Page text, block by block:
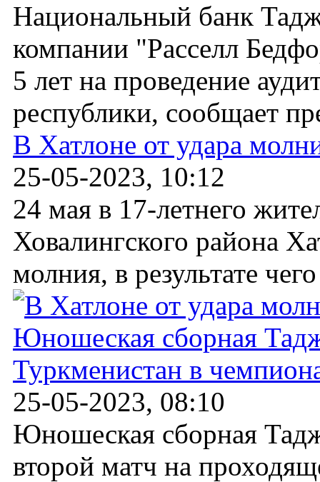
Национальный банк
компании "Расселл
5 лет на проведение
республики, сообщает
В Хатлоне от удара
25-05-2023, 10:12
24 мая в 17-летнего
Ховалингского района
молния, в результате
Юношеская сборная
Туркменистан в
25-05-2023, 08:10
Юношеская сборная
второй матч на